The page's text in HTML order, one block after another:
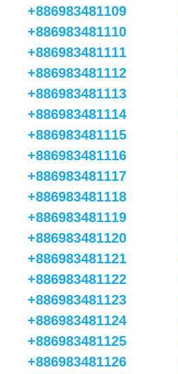
+886983481109
+886983481110
+886983481111
+886983481112
+886983481113
+886983481114
+886983481115
+886983481116
+886983481117
+886983481118
+886983481119
+886983481120
+886983481121
+886983481122
+886983481123
+886983481124
+886983481125
+886983481126